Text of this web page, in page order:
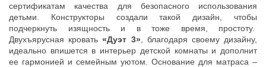
сертификатам качества для безопасного использования
детьми. Конструкторы создали такой дизайн, чтобы
подчеркнуть изящность и в тоже время, простоту.
Двухъярусная кровать«Дуэт 3» , благодаря своему дизайну,
идеально впишется в интерьер детской комнаты и дополнит
ее гармонией и семейным уютом. Основание для матраса –